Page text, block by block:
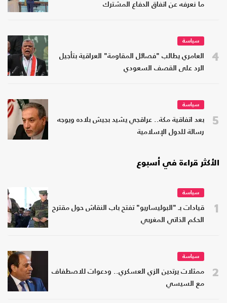
ما نعرفه عن اتفاق الدفاع المشترك
4
سياسة
العامري يطالب "فصائل المقاومة" العراقية بتأجيل
الرد على القصف السعودي
5
سياسة
بعد اتفاقية مكة.. عراقجي يشيد بجيش بلاده ويوجه
رسالة للدول الإسلامية
الأكثر قراءة في أسبوع
1
سياسة
قيادات بـ "البوليساريو" تفتح باب النقاش حول مقترح
الحكم الذاتي المغربي
2
سياسة
ممثلات يرتدين الزي العسكري.. ودعوات للاصطفاف
مع السيسي